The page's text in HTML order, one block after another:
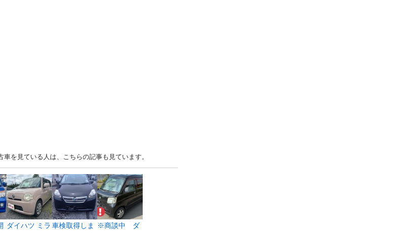
を見ている人は、こちらの記事も見ています。
ダイハツ ミラ 車検取得しま
※商談中 ダ